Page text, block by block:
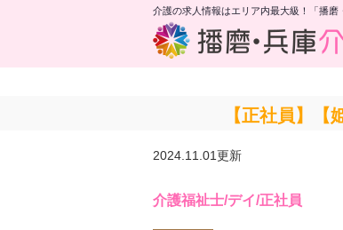
介護の求人情報はエリア内最大級！「播磨
【正社員】
2024.11.01更新
介護福祉士/デイ/正社員